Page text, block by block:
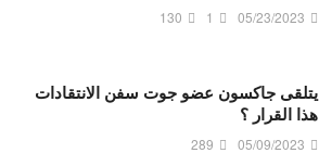
05/23/2023
1
130
يتلقى جاكسون عضو جوت سفن الانتقادات
هذا القرار ؟
05/09/2023
289